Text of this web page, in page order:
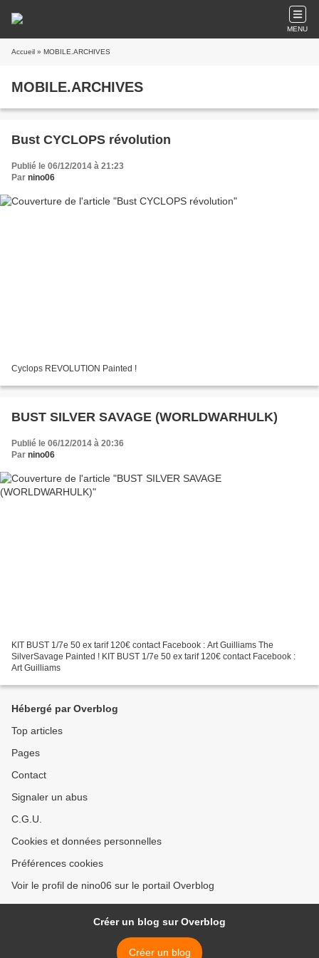
MENU
Accueil » MOBILE.ARCHIVES
MOBILE.ARCHIVES
Bust CYCLOPS révolution
Publié le 06/12/2014 à 21:23
Par nino06
Cyclops REVOLUTION Painted !
BUST SILVER SAVAGE (WORLDWARHULK)
Publié le 06/12/2014 à 20:36
Par nino06
KIT BUST 1/7e 50 ex tarif 120€ contact Facebook : Art Guilliams The
SilverSavage Painted ! KIT BUST 1/7e 50 ex tarif 120€ contact Facebook :
Art Guilliams
Hébergé par Overblog
Top articles
Pages
Contact
Signaler un abus
C.G.U.
Cookies et données personnelles
Préférences cookies
Voir le profil de nino06 sur le portail Overblog
Créer un blog sur Overblog
Créer un blog